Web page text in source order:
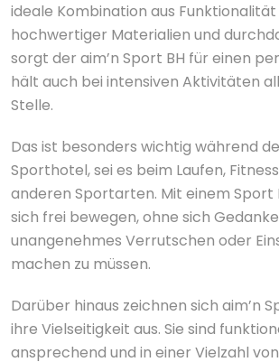
ideale Kombination aus Funktionalität
hochwertiger Materialien und
sorgt der aim’n Sport BH für einen
hält auch bei intensiven Aktivitäten
Stelle.
Das ist besonders wichtig während
Sporthotel, sei es beim Laufen,
anderen Sportarten. Mit einem Sport
sich frei bewegen, ohne sich
unangenehmes Verrutschen oder
machen zu müssen.
Darüber hinaus zeichnen sich aim’n
ihre Vielseitigkeit aus. Sie sind
ansprechend und in einer Vielzahl